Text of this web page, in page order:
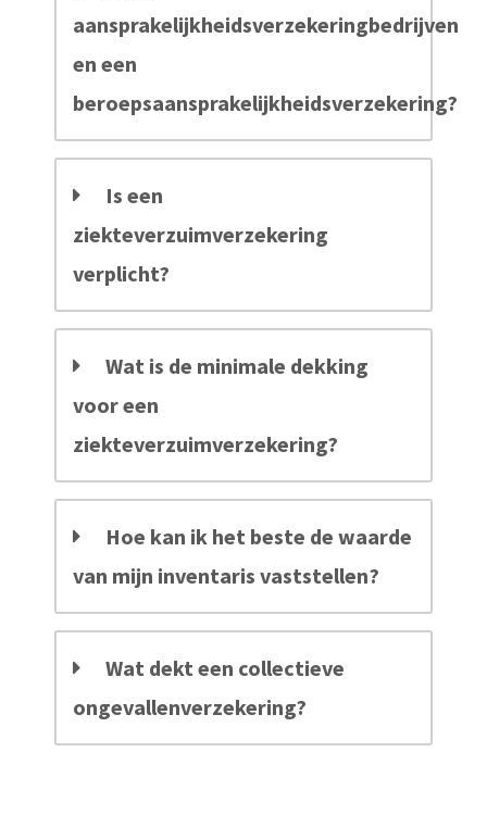
aansprakelijkheidsverzekeringbedrijven
en een
beroepsaansprakelijkheidsverzekering?
Is een
ziekteverzuimverzekering
verplicht?
Wat is de minimale dekking
voor een
ziekteverzuimverzekering?
Hoe kan ik het beste de waarde
van mijn inventaris vaststellen?
Wat dekt een collectieve
ongevallenverzekering?